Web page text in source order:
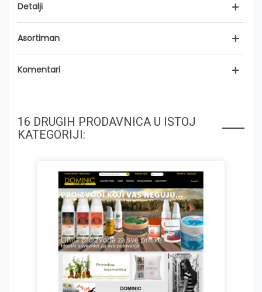
Detalji
Asortiman
Komentari
16 DRUGIH PRODAVNICA U ISTOJ
KATEGORIJI: